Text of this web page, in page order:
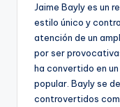
Jaime Bayly es un
estilo único y
atención de un
por ser
ha convertido en
popular. Bayly se
controvertidos